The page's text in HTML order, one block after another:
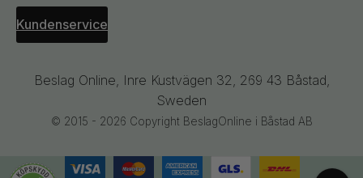
Kundenservice
Beslag Online, Inre Kustvägen 32, 269 43 Båstad,
Sweden
© 2015 - 2026 Copyright BeslagOnline i Båstad AB